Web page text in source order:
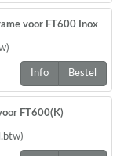
voor FT600 Inox
)
Info Bestel
FT600(K)
)